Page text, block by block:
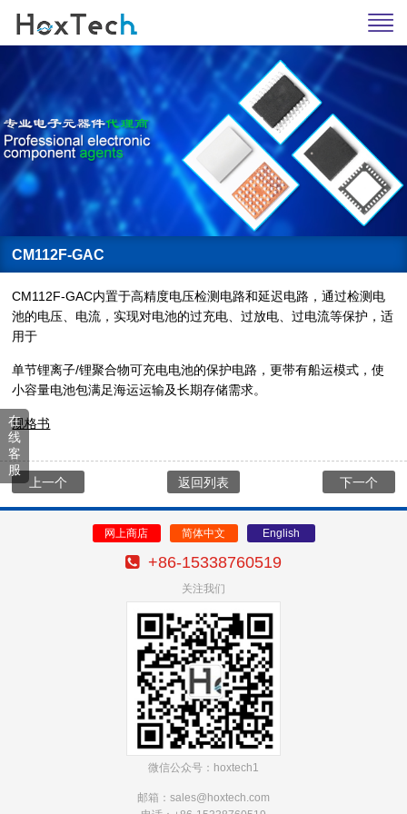
CM112F-GAC
CM112F-GAC内置于高精度电压检测电路和延迟电路，通过检测电
池的电压、电流，实现对电池的过充电、过放电、过电流等保护，适
用于
单节锂离子/锂聚合物可充电电池的保护电路，更带有船运模式，使
小容量电池包满足海运运输及长期存储需求。
规格书
上一个 下一个
返回列表
网上商店 简体中文 English
+86-15338760519
关注我们
微信公众号：hoxtech1
邮箱：sales@hoxtech.com
在
线
客
服